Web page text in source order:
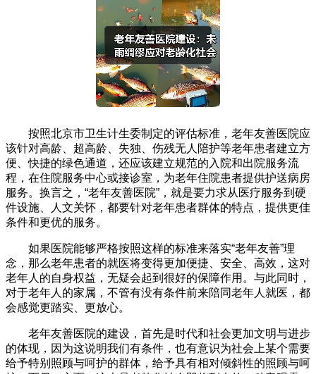
按照北京市卫生计生委制定的评估标准，老年友善医院应
该针对高龄、超高龄、失独、伤残无人陪护等老年患者建立方
便、快捷的绿色通道，还应该建立规范的入院和出院服务流
程，在住院服务中心或接诊室，为老年住院患者提供护送病房
服务。换言之，“老年友善医院”，就是要力求从医疗服务到硬
件设施、人文关怀，都要针对老年患者群体的特点，提供更佳
条件和更优的服务。
如果医院能够严格按照这样的标准来落实“老年友善”理
念，那么老年患者的就医将变得更加便捷、安全、高效，这对
老年人的自身权益，无疑会起到很好的保障作用。与此同时，
对于老年人的家属，不管有没有条件前来陪同老年人就医，都
会感觉更踏实、更放心。
老年友善医院的建设，首先是时代和社会更加文明与进步
的体现，因为这说明我们有条件，也有意识为社会上某个需要
给予特别照顾与呵护的群体，给予具有相对倾斜性的照顾与呵